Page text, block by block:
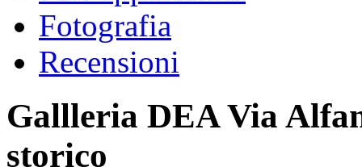
Fotografia
Recensioni
Gallleria DEA Via
storico